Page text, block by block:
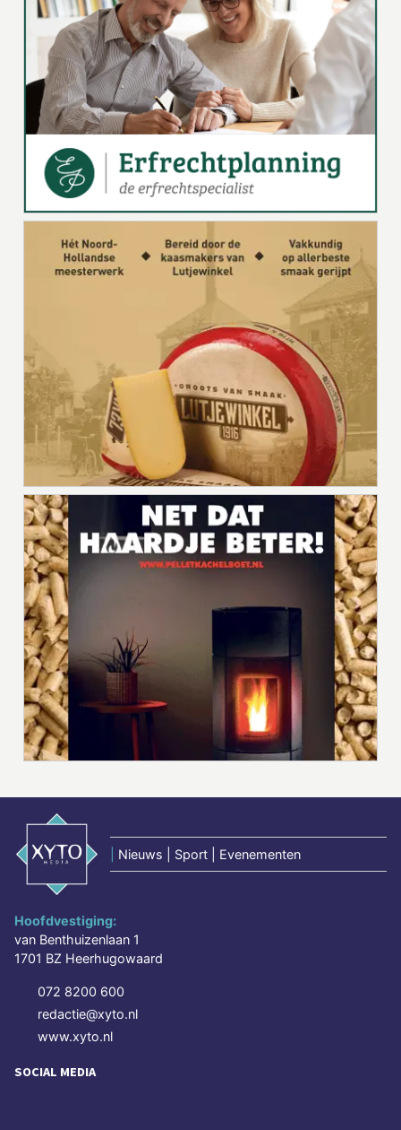
Nieuws | Sport | Evenementen
Hoofdvestiging:
van Benthuizenlaan 1
1701 BZ Heerhugowaard
072 8200 600
redactie@xyto.nl
www.xyto.nl
SOCIAL MEDIA